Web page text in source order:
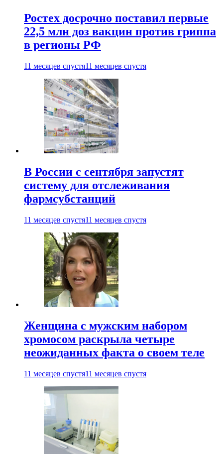
Ростех досрочно поставил первые
22,5 млн доз вакцин против гриппа
в регионы РФ
11 месяцев спустя11 месяцев спустя
В России с сентября запустят
систему для отслеживания
фармсубстанций
11 месяцев спустя11 месяцев спустя
Женщина с мужским набором
хромосом раскрыла четыре
неожиданных факта о своем теле
11 месяцев спустя11 месяцев спустя